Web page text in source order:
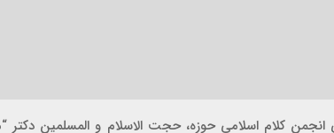
انجمن کلام اسلامی حوزه، حجت‌ الاسلام‌ و المسلمین